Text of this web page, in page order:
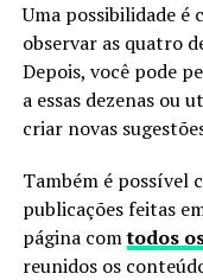
Uma possibilidade é
observar as quatro
Depois, você pode
a essas dezenas ou
criar novas
Também é possível
publicações feitas
página comtodos
reunidos os